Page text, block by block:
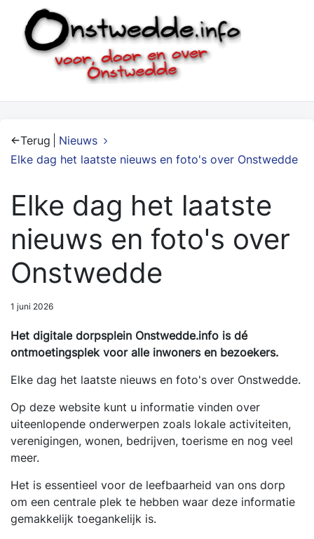
Terug
Nieuws
Elke dag het laatste nieuws en foto's over Onstwedde
Elke dag het laatste
nieuws en foto's over
Onstwedde
1 juni 2026
Het digitale dorpsplein Onstwedde.info is dé
ontmoetingsplek voor alle inwoners en bezoekers.
Elke dag het laatste nieuws en foto's over Onstwedde.
Op deze website kunt u informatie vinden over
uiteenlopende onderwerpen zoals lokale activiteiten,
verenigingen, wonen, bedrijven, toerisme en nog veel
meer.
Het is essentieel voor de leefbaarheid van ons dorp
om een centrale plek te hebben waar deze informatie
gemakkelijk toegankelijk is.